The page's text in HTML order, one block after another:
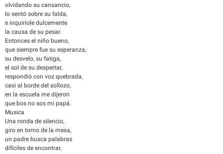
olvidando su cansancio,
lo sentó sobre su falda,
e inquiriole dulcemente
la causa de su pesar.
Entonces el niño bueno,
que siempre fue su esperanza,
su desvelo, su fatiga,
el sol de su despertar,
respondió con voz quebrada,
casi al borde del sollozo,
en la escuela me dijeron
que bos no sos mi papá.
Musica
Una ronda de silencio,
giro en torno de la mesa,
un padre busca palabras
difíciles de encontrar,